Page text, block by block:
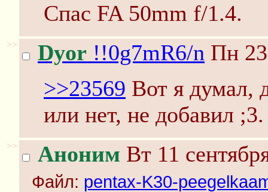
Спас FA 50mm f/1.4.
>> Dyor !!0g7mR6/n Пн
>>23569 Вот я думал,
или нет, не добавил
>> Аноним Вт 11
Файл: pentax-K30-